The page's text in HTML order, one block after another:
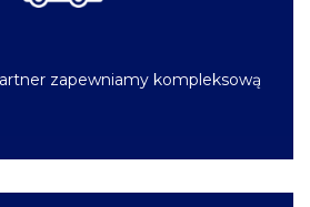
zapewniamy kompleksową